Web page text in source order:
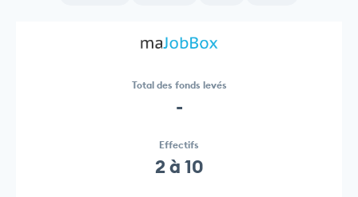
Total des fonds levés
-
Effectifs
2 à 10